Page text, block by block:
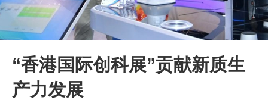
“香港国际创科展”贡献新质生
产力发展